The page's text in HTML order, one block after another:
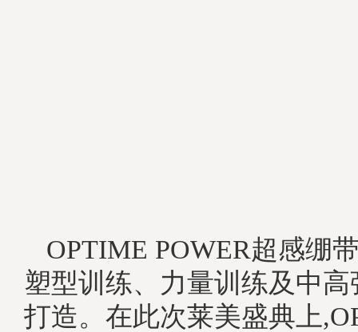
OPTIME POWER超感绷
塑型训练、力量训练及中
打造。在此次莱美盛典上